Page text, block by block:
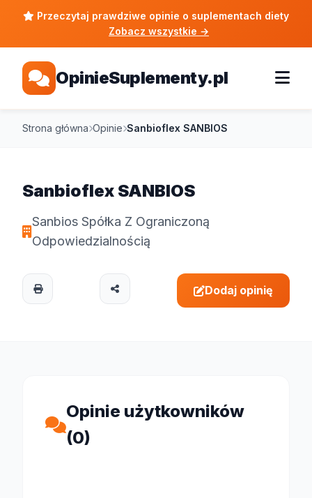
Przeczytaj prawdziwe opinie o suplementach diety
Zobacz wszystkie →
OpinieSuplementy.pl
Strona główna Opinie Sanbioflex SANBIOS
Sanbioflex SANBIOS
Sanbios Spółka Z Ograniczoną
Odpowiedzialnością
Dodaj opinię
Opinie użytkowników
(0)